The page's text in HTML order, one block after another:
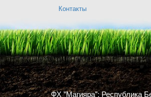
Контакты
ФХ "Магияра": Республика